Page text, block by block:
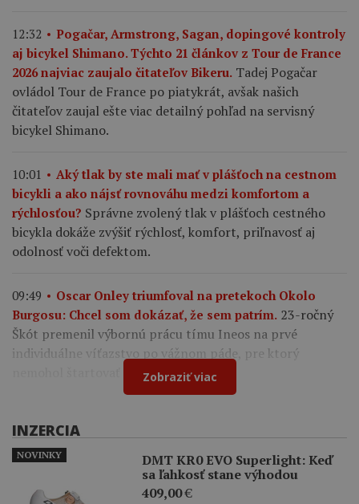
12:32
Pogačar, Armstrong, Sagan, dopingové kontroly
aj bicykel Shimano. Týchto 21 článkov z Tour de France
2026 najviac zaujalo čitateľov Bikeru. Tadej Pogačar
ovládol Tour de France po piatykrát, avšak našich
čitateľov zaujal ešte viac detailný pohľad na servisný
bicykel Shimano.
10:01
Aký tlak by ste mali mať v plášťoch na cestnom
bicykli a ako nájsť rovnováhu medzi komfortom a
rýchlosťou? Správne zvolený tlak v plášťoch cestného
bicykla dokáže zvýšiť rýchlosť, komfort, priľnavosť aj
odolnosť voči defektom.
09:49
Oscar Onley triumfoval na pretekoch Okolo
Burgosu: Chcel som dokázať, že sem patrím. 23-ročný
Škót premenil výbornú prácu tímu Ineos na prvé
individuálne víťazstvo po vážnom páde, pre ktorý
nemohol štartovať na Tour de France.
Zobraziť viac
INZERCIA
DMT KR0 EVO Superlight: Keď
sa ľahkosť stane výhodou
409,00€
NOVINKY